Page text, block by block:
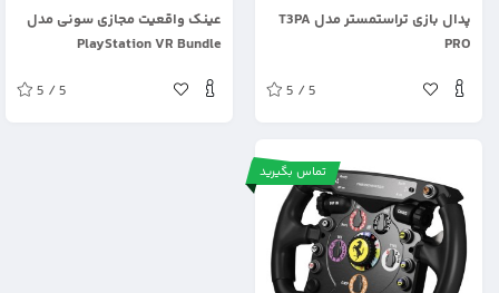
پدال بازی تراستمستر مدل T3PA
PRO
5 / 5
عینک واقعیت مجازی سونی مدل
PlayStation VR Bundle
5 / 5
تماس بگیرید